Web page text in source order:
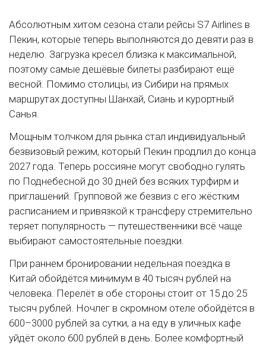
Абсолютным хитом сезона стали рейсы S7 Airlines в
Пекин, которые теперь выполняются до девяти раз в
неделю. Загрузка кресел близка к максимальной,
поэтому самые дешёвые билеты разбирают ещё
весной. Помимо столицы, из Сибири на прямых
маршрутах доступны Шанхай, Сиань и курортный
Санья.
Мощным толчком для рынка стал индивидуальный
безвизовый режим, который Пекин продлил до конца
2027 года. Теперь россияне могут свободно гулять
по Поднебесной до 30 дней без всяких турфирм и
приглашений. Групповой же безвиз с его жёстким
расписанием и привязкой к трансферу стремительно
теряет популярность — путешественники всё чаще
выбирают самостоятельные поездки.
При раннем бронировании недельная поездка в
Китай обойдётся минимум в 40 тысяч рублей на
человека. Перелёт в обе стороны стоит от 15 до 25
тысяч рублей. Ночлег в скромном отеле обойдётся в
600–3000 рублей за сутки, а на еду в уличных кафе
уйдёт около 600 рублей в день. Более комфортный